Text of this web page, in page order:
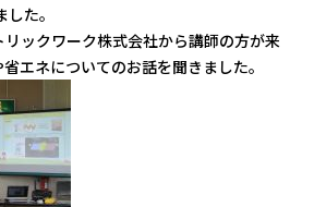
た。
ックワーク株式会社から講師の方が来
エネについてのお話を聞きました。